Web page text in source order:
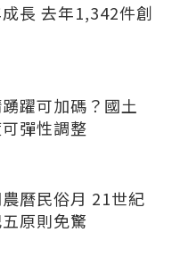
長 去年1,342件創
躍可加碼？國土
彈性調整
曆民俗月 21世紀
原則免驚